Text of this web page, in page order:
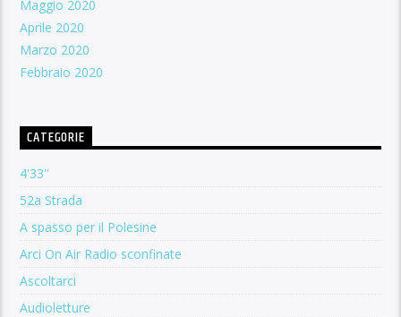
Maggio 2020
Aprile 2020
Marzo 2020
Febbraio 2020
CATEGORIE
4'33''
52a Strada
A spasso per il Polesine
Arci On Air Radio sconfinate
Ascoltarci
Audioletture